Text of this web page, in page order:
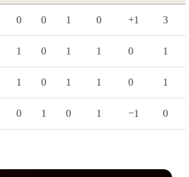
0 0 1 0 +1 3
1 0 1 1 0 1
1 0 1 1 0 1
0 1 0 1 −1 0